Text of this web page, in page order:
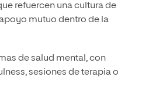
refuercen una cultura de
mutuo dentro de la
de salud mental, con
sesiones de terapia o